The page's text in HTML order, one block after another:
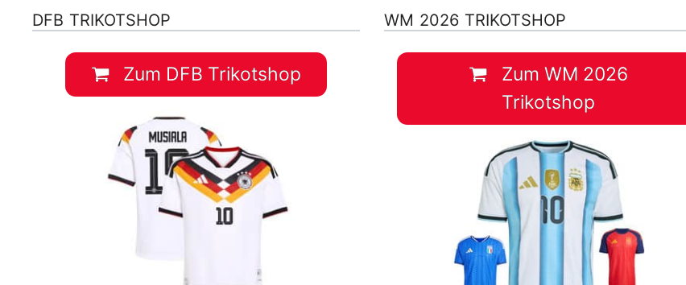
DFB TRIKOTSHOP
Zum DFB Trikotshop
WM 2026 TRIKOTSHOP
Zum WM 2026
Trikotshop